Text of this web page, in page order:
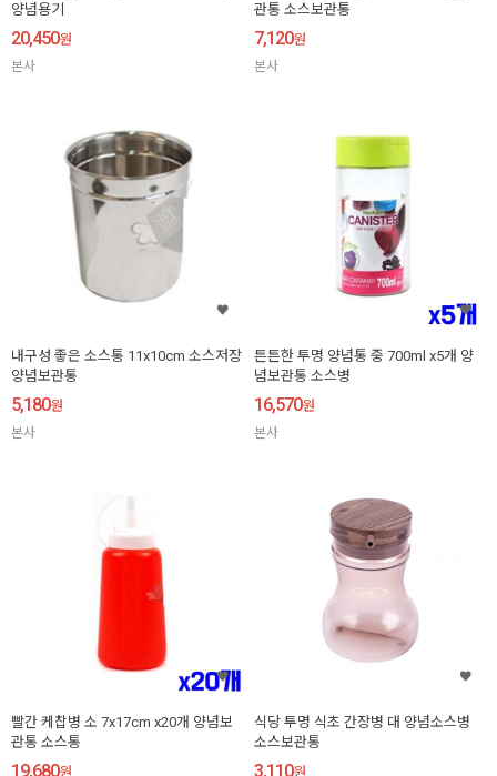
양념용기
20,450원
본사
관통 소스보관통
7,120원
본사
내구성 좋은 소스통 11x10cm 소스저장
양념보관통
5,180원
본사
튼튼한 투명 양념통 중 700ml x5개 양
념보관통 소스병
16,570원
본사
빨간 케찹병 소 7x17cm x20개 양념보
관통 소스통
19,680원
식당 투명 식초 간장병 대 양념소스병
소스보관통
3,110원